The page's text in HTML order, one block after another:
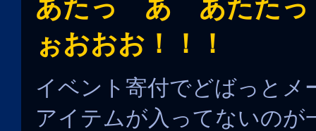
あたっ あ あたた
ぉおおお！！！
イベント寄付でどばっとメ
アイテムが入ってないのが